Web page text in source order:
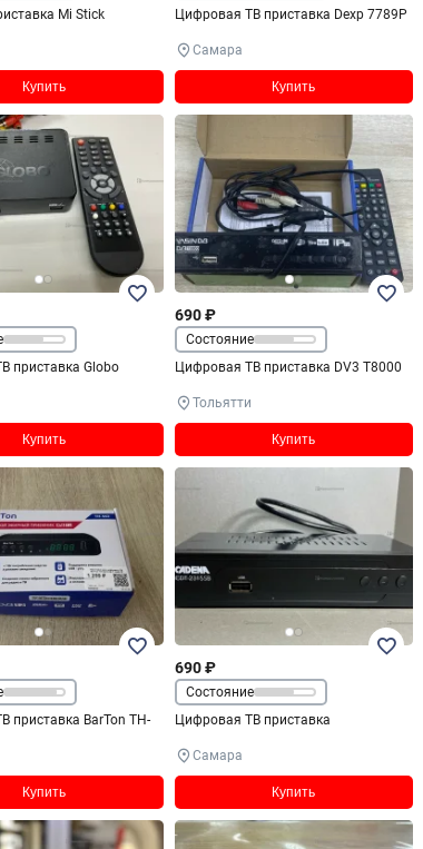
Смарт ТВ приставка Mi Stick
Купить
Цифровая ТВ приставка Dexp 7789P
Самара
Купить
Цифровая ТВ приставка Globo
Купить
690 ₽
Состояние
Цифровая ТВ приставка DV3 T8000
Тольятти
Купить
приставка BarTon TH-
Купить
690 ₽
Состояние
Цифровая ТВ приставка
Самара
Купить